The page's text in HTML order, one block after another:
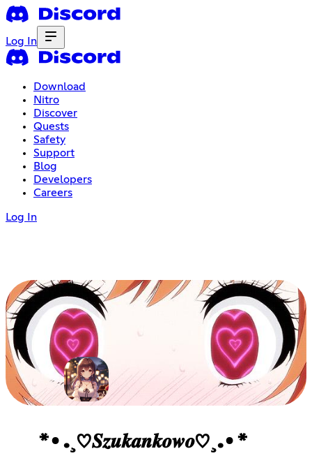
Log In
Download
Nitro
Discover
Quests
Safety
Support
Blog
Developers
Careers
Log In
*•.¸♡𝑺𝒛𝒖𝒌𝒂𝒏𝒌𝒐𝒘𝒐♡¸.•*